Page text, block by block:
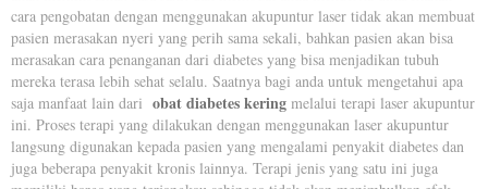
cara pengobatan dengan menggunakan akupuntur laser tidak akan membuat
pasien merasakan nyeri yang perih sama sekali, bahkan pasien akan bisa
merasakan cara penanganan dari diabetes yang bisa menjadikan tubuh
mereka terasa lebih sehat selalu. Saatnya bagi anda untuk mengetahui apa
saja manfaat lain dari obat diabetes kering melalui terapi laser akupuntur
ini. Proses terapi yang dilakukan dengan menggunakan laser akupuntur
langsung digunakan kepada pasien yang mengalami penyakit diabetes dan
juga beberapa penyakit kronis lainnya. Terapi jenis yang satu ini juga